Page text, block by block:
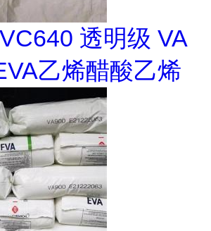
透明级 VA
乙烯醋酸乙烯